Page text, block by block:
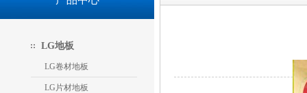
LG地板
LG卷材地板
LG片材地板